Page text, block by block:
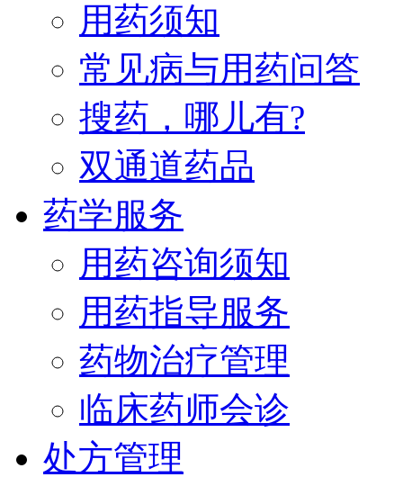
用药须知
常见病与用药问答
搜药，哪儿有?
双通道药品
药学服务
用药咨询须知
用药指导服务
药物治疗管理
临床药师会诊
处方管理